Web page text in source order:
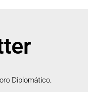
Diplomático.